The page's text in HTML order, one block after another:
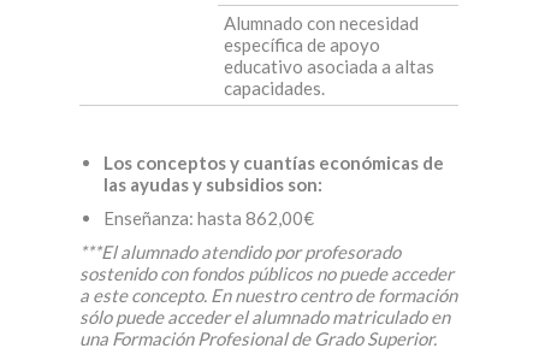
Alumnado con necesidad
específica de apoyo
educativo asociada a altas
capacidades.
Los conceptos y cuantías económicas de
las ayudas y subsidios son:
Enseñanza: hasta 862,00€
***El alumnado atendido por profesorado
sostenido con fondos públicos no puede acceder
a este concepto. En nuestro centro de formación
sólo puede acceder el alumnado matriculado en
una Formación Profesional de Grado Superior.